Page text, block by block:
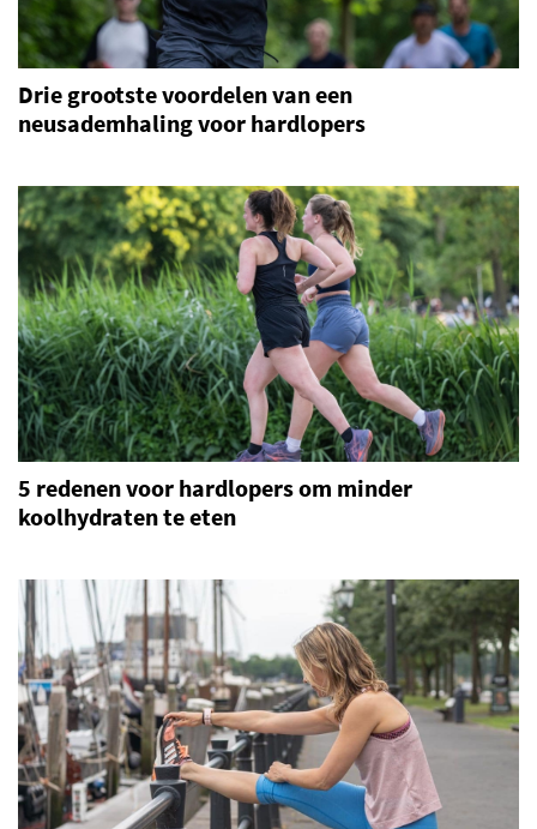
Drie grootste voordelen van een
neusademhaling voor hardlopers
5 redenen voor hardlopers om minder
koolhydraten te eten